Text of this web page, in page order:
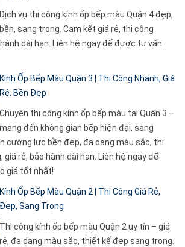
Dịch vụ thi công kính ốp bếp màu Quận 4 đẹp,
bền, sang trọng. Cam kết giá rẻ, thi công
dài hạn. Liên hệ ngay để được tư vấn
Kính Ốp Bếp Màu Quận 3 | Thi Công Nhanh, Giá
Rẻ, Bền Đẹp
Chuyên thi công kính ốp bếp màu tại Quận 3 –
mang đến không gian bếp hiện đại, sang
cường lực bền đẹp, đa dạng màu sắc, thi
giá rẻ, bảo hành dài hạn. Liên hệ ngay để
giá tốt nhất!
Kính Ốp Bếp Màu Quận 2 | Thi Công Giá Rẻ,
Đẹp, Sang Trọng
Thi công kính ốp bếp màu Quận 2 uy tín – giá
rẻ, đa dạng màu sắc, thiết kế đẹp sang trọng.